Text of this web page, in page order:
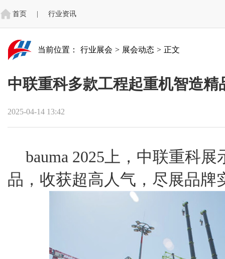
首页 行业资讯
当前位置： 行业展会 > 展会动态 > 正文
中联重科多款工程起重机智造精
2025-04-14 13:42
bauma 2025上，中联重科
品，收获超高人气，尽展品牌